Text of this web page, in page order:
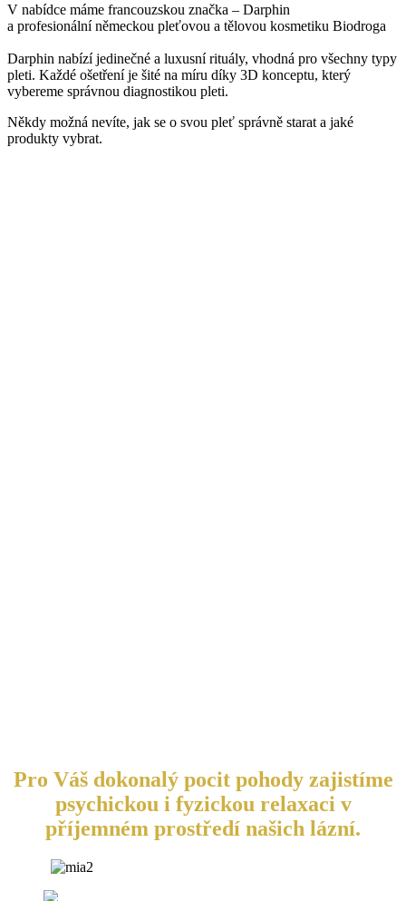
V nabídce máme francouzskou značka – Darphin
a profesionální německou pleťovou a tělovou kosmetiku Biodroga
Darphin nabízí jedinečné a luxusní rituály, vhodná pro všechny typy
pleti. Každé ošetření je šité na míru díky 3D konceptu, který
vybereme správnou diagnostikou pleti.
Někdy možná nevíte, jak se o svou pleť správně starat a jaké
produkty vybrat.
Pro Váš dokonalý pocit pohody zajistíme
psychickou i fyzickou relaxaci v
příjemném prostředí našich lázní.